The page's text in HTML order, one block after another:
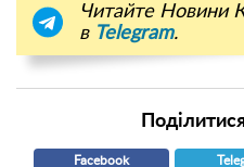
Читайте Новини
в Telegram.
Facebook